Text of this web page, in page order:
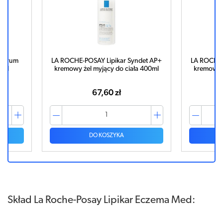
LA ROCHE-POSAY Lipikar Syndet AP+
kremowy żel myjący do ciała 400ml
67,60 zł
DO KOSZYKA
LA
kremowy
Skład La Roche-Posay Lipikar Eczema Med: